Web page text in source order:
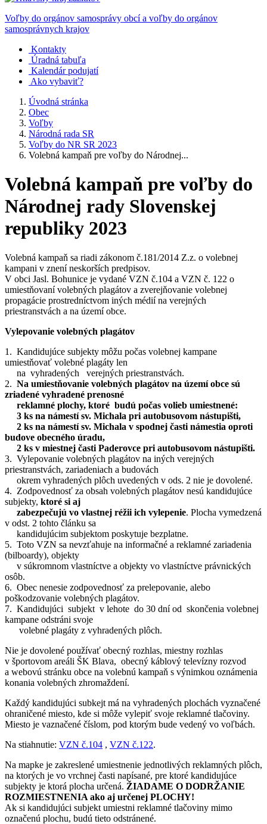
Voľby do orgánov samosprávy obcí a voľby do orgánov
samosprávnych krajov
Kontakty
Úradná tabuľa
Kalendár podujatí
Ako vybaviť?
Úvodná stránka
Obec
Voľby
Národná rada SR
Voľby do NR SR 2023
Volebná kampaň pre voľby do Národnej...
Volebná kampaň pre voľby do
Národnej rady Slovenskej
republiky 2023
Volebná kampaň sa riadi zákonom č.181/2014 Z.z. o volebnej
kampani v znení neskorších predpisov.
V obci Jasl. Bohunice je vydané VZN č.104 a VZN č. 122 o
umiestňovaní volebných plagátov a zverejňovanie volebnej
propagácie prostredníctvom iných médií na verejných
priestranstvách a na území obce.
Vylepovanie volebných plagátov
1. Kandidujúce subjekty môžu počas volebnej kampane
umiestňovať volebné plagáty len
na vyhradených verejných priestranstvách.
2. Na umiestňovanie volebných plagátov na území obce sú
zriadené vyhradené prenosné
reklamné plochy, ktoré budú počas volieb umiestnené:
3 ks na námestí sv. Michala pri autobusovom nástupišti,
2 ks na námestí sv. Michala v spodnej časti námestia oproti
budove obecného úradu,
2 ks v miestnej časti Paderovce pri autobusovom nástupišti.
3. Vylepovanie volebných plagátov na iných verejných
priestranstvách, zariadeniach a budovách
okrem vyhradených plôch uvedených v ods. 2 nie je dovolené.
4. Zodpovednosť za obsah volebných plagátov nesú kandidujúce
subjekty, ktoré si aj
zabezpečujú vo vlastnej réžii ich vylepenie. Plocha vymedzená
v odst. 2 tohto článku sa
kandidujúcim subjektom poskytuje bezplatne.
5. Toto VZN sa nevzťahuje na informačné a reklamné zariadenia
(bilboardy), objekty
v súkromnom vlastníctve a objekty vo vlastníctve právnických
osôb.
6. Obec nenesie zodpovednosť za prelepovanie, alebo
poškodzovanie volebných plagátov.
7. Kandidujúci subjekt v lehote do 30 dní od skončenia volebnej
kampane odstráni svoje
volebné plagáty z vyhradených plôch.
Nie je dovolené používať obecný rozhlas, miestny rozhlas
v športovom areáli ŠK Blava, obecný káblový televízny rozvod
a webovú stránku obce na volebnú kampaň s výnimkou oznámenia
konania volebných zhromaždení.
Každý kandidujúci subkejt má na vyhradených plochách vyznačené
ohraničené miesto, kde si môže vylepiť svoje reklamné tlačoviny.
Miesto je vaznačené číslom, pod ktorým bude vedený vo voľbách.
Na stiahnutie: VZN č.104 , VZN č.122.
Na mapke je zakreslené umiestnenie jednotlivých reklamných plôch,
na ktorých je vo vrchnej časti napísané, pre ktoré kandidujúce
subjekty je ktorá plocha určená. ŽIADAME O DODRŽANIE
ROZMIESTNENIA ako aj určenej PLOCHY!
Ak si kandidujúci subjekt umiestni reklamné tlačoviny mimo
označenú plochu, budú tieto odstránené.